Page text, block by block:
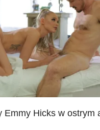
Emmy Hicks w ostrym